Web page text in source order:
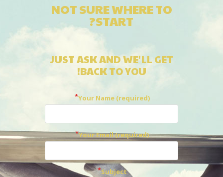
NOT SURE WHERE TO
START?
JUST ASK AND WE'LL GET
BACK TO YOU!
Your Name (required)
Your Email (required)
Subject